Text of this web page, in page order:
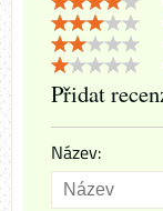
Přidat
Název: